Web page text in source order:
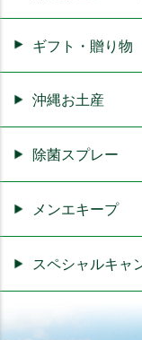
ギフト・贈り物
沖縄お土産
除菌スプレー
メンエキープ
スペシャルキャ